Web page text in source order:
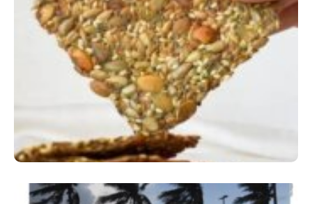
Comer Bem: Cracker De Sementes